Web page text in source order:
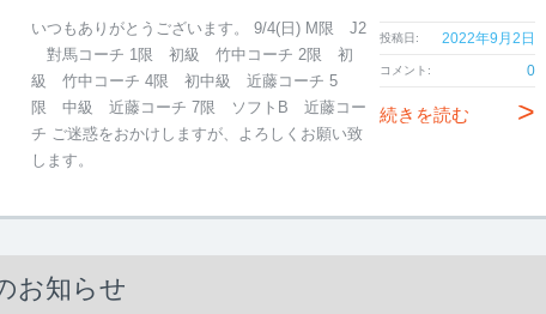
投稿日: 2022年9月2日
コメント: 0
続きを読む >
いつもありがとうございます。 9/4(日) M限 J2
對馬コーチ 1限 初級 竹中コーチ 2限 初
級 竹中コーチ 4限 初中級 近藤コーチ 5
限 中級 近藤コーチ 7限 ソフトB 近藤コー
チ ご迷惑をおかけしますが、よろしくお願い致
します。
お知らせ